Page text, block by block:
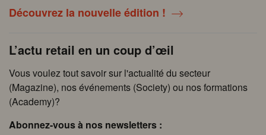
Découvrez la nouvelle édition !
L’actu retail en un coup d’œil
Vous voulez tout savoir sur l'actualité du secteur
(Magazine), nos événements (Society) ou nos formations
(Academy)?
Abonnez-vous à nos newsletters :